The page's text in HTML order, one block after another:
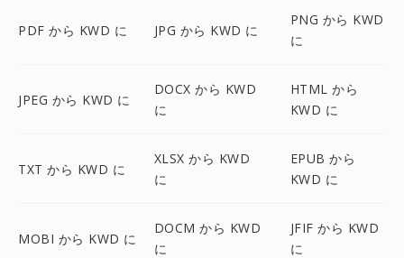
PDF から KWD に JPG から KWD に
PNG から KWD
に
JPEG から KWD に
DOCX から KWD
に
HTML から
KWD に
TXT から KWD に
XLSX から KWD
に
EPUB から
KWD に
MOBI から KWD に
DOCM から KWD
に
JFIF から KWD
に